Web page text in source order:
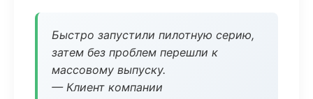
Быстро запустили пилотную серию,
затем без проблем перешли к
массовому выпуску.
— Клиент компании